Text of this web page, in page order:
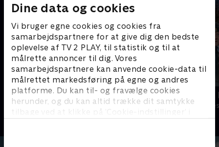
Dine data og cookies
Vi bruger egne cookies og cookies fra
samarbejdspartnere for at give dig den bedste
oplevelse af TV 2 PLAY, til statistik og til at
målrette annoncer til dig. Vores
samarbejdspartnere kan anvende cookie-data til
målrettet markedsføring på egne og andres
platforme. Du kan til- og fravælge cookies
herunder, og du kan altid trække dit samtykke
tilbage ved at klikke på ’Cookie-indstillinger’ i
Robssons (dansk tale)
Komedie • 1 sæsoner
LasseMajas
Komedie • 1